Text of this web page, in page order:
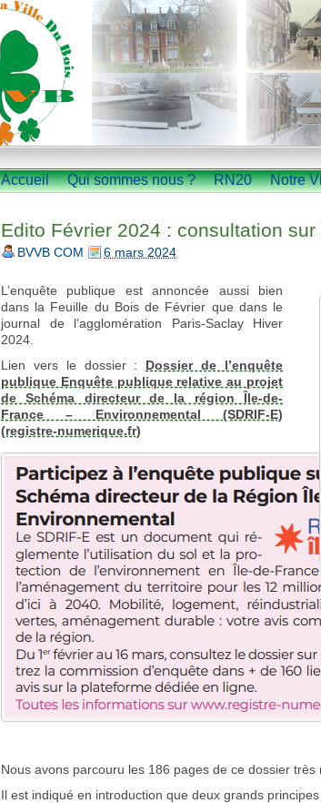
Accueil
Qui sommes nous ? RN20 Notre
Edito Février 2024 : consultation sur
BVVB COM 6 mars 2024
L’enquête publique est annoncée aussi bien
dans la Feuille du Bois de Février que dans le
journal de l’agglomération Paris-Saclay Hiver
2024.
Lien vers le dossier : Dossier de l’enquête
publique Enquête publique relative au projet
de Schéma directeur de la région Île-de-
France – Environnemental (SDRIF-E)
(registre-numerique.fr)
Nous avons parcouru les 186 pages de ce dossier très
Il est indiqué en introduction que deux grands